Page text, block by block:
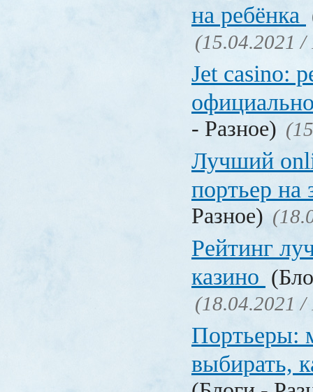
на ребёнка
(15.04.2021 /
Jet casino:
- Разное)
Лучший
портьер на
Разное)
Рейтинг
казино
(18.04.2021 /
Портьеры:
выбирать,